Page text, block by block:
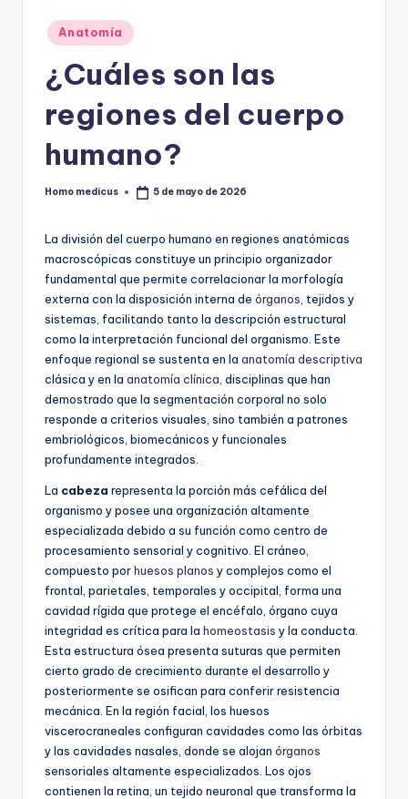
Publicado
en
Anatomía
¿Cuáles son las
regiones del cuerpo
humano?
Publicado
Homo medicus 5 de mayo de 2026
La división del cuerpo humano en regiones anatómicas
macroscópicas constituye un principio organizador
fundamental que permite correlacionar la morfología
externa con la disposición interna de órganos , tejidos y
sistemas, facilitando tanto la descripción estructural
como la interpretación funcional del organismo. Este
enfoque regional se sustenta en la anatomía descriptiva
clásica y en la anatomía clínica , disciplinas que han
demostrado que la segmentación corporal no solo
responde a criterios visuales, sino también a patrones
embriológicos, biomecánicos y funcionales
profundamente integrados.
La cabeza representa la porción más cefálica del
organismo y posee una organización altamente
especializada debido a su función como centro de
procesamiento sensorial y cognitivo. El cráneo,
compuesto porhuesos planos y complejos como el
frontal, parietales, temporales y occipital, forma una
cavidad rígida que protege el encéfalo, órgano cuya
integridad es crítica para la homeostasis y la conducta.
Esta estructura ósea presenta suturas que permiten
cierto grado de crecimiento durante el desarrollo y
posteriormente se osifican para conferir resistencia
mecánica. En la región facial, los huesos
viscerocraneales configuran cavidades como las órbitas
y las cavidades nasales, donde se alojan órganos
sensoriales altamente especializados. Los ojos
contienen la retina, un tejido neuronal que transforma la